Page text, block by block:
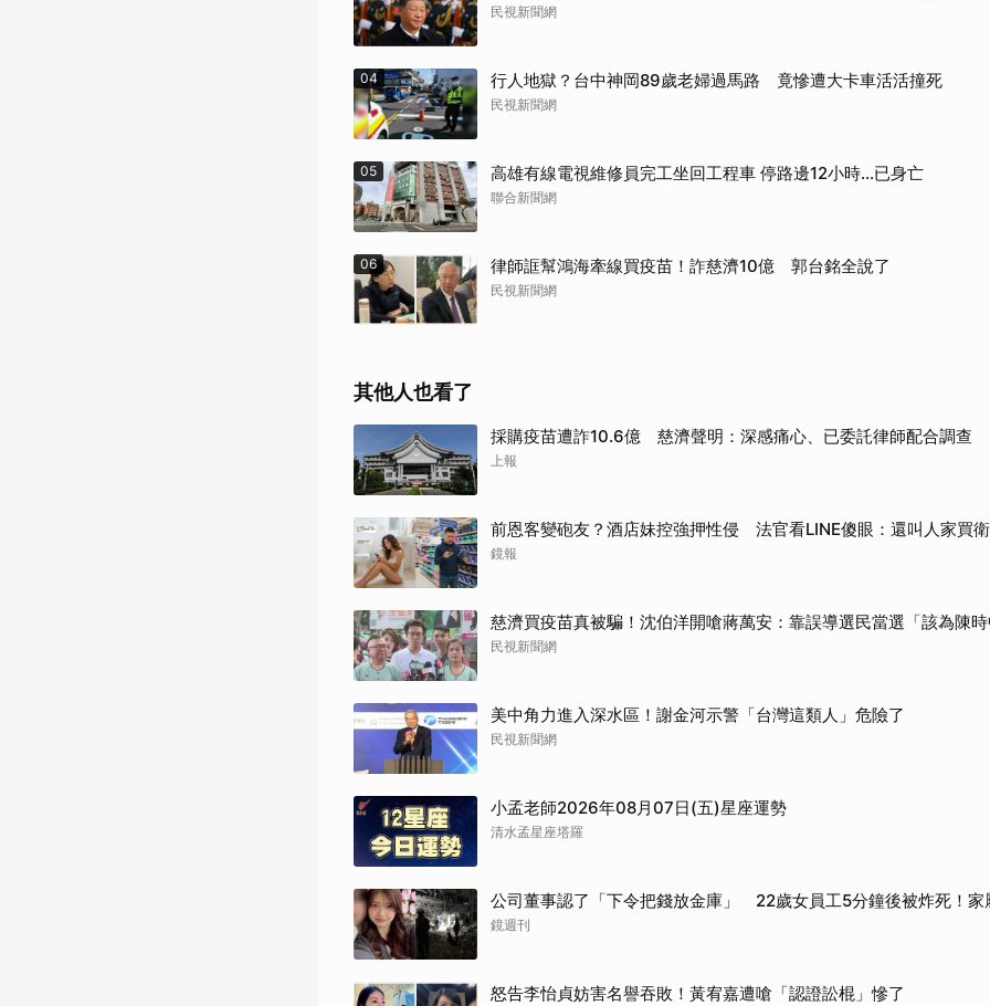
民視新聞網
04 行人地獄？台中神岡89歲老婦過馬路 竟慘遭大卡車活活撞死
民視新聞網
05 高雄有線電視維修員完工坐回工程車 停路邊12小時…已身亡
聯合新聞網
06 律師誆幫鴻海牽線買疫苗！詐慈濟10億 郭台銘全說了
民視新聞網
其他人也看了
採購疫苗遭詐10.6億 慈濟聲明：深感痛心、已委託律師配合調查
上報
前恩客變砲友？酒店妹控強押性侵 法官看LINE傻眼：還叫人家買
鏡報
慈濟買疫苗真被騙！沈伯洋開嗆蔣萬安：靠誤導選民當選「該為陳
民視新聞網
美中角力進入深水區！謝金河示警「台灣這類人」危險了
民視新聞網
小孟老師2026年08月07日(五)星座運勢
清水孟星座塔羅
公司董事認了「下令把錢放金庫」 22歲女員工5分鐘後被炸死！家
鏡週刊
怒告李怡貞妨害名譽吞敗！黃宥嘉遭嗆「認證訟棍」慘了